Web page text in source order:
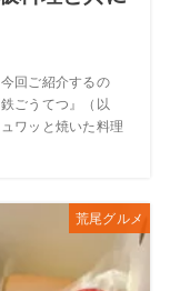
回ご紹介するの
ごうてつ』（以
ワッと焼いた料理
荒尾グルメ